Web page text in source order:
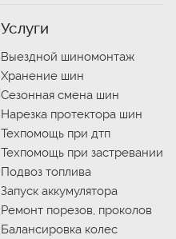
Услуги
Выездной шиномонтаж
Хранение шин
Сезонная смена шин
Нарезка протектора шин
Техпомощь при дтп
Техпомощь при застревании
Подвоз топлива
Запуск аккумулятора
Ремонт порезов, проколов
Балансировка колес